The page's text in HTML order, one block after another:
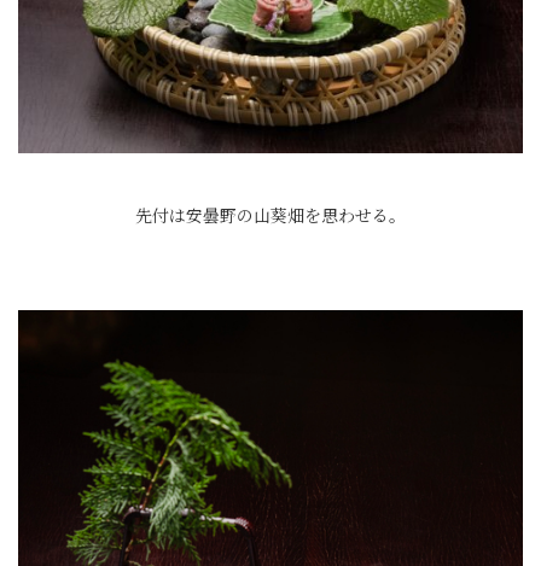
先付は安曇野の山葵畑を思わせる。